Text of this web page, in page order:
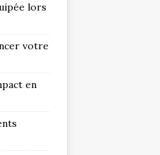
lors
votre
en